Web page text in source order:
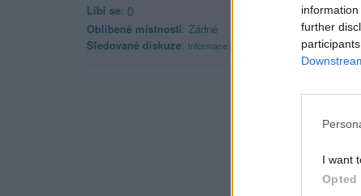
further
I want
Opted
Líbí se: 0
Oblibené místnosti: Žádné
Sledované diskuze: Informace pro uživatele